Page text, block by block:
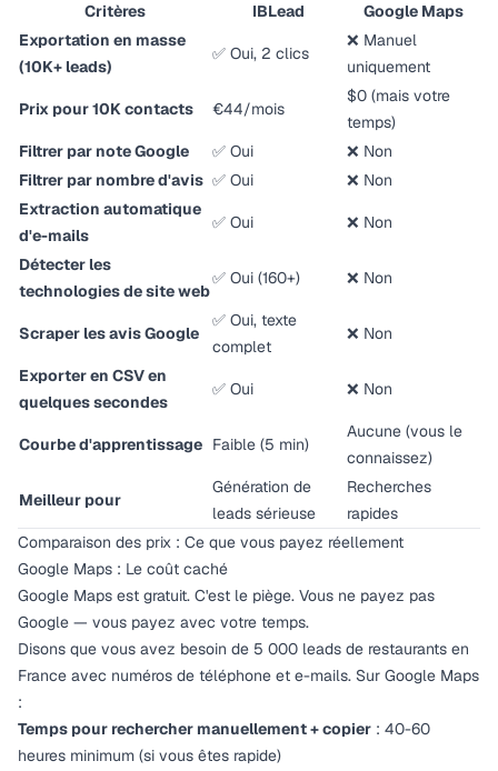
Critères
IBLead
Google Maps
Exportation en masse
(10K+ leads)
✅ Oui, 2 clics
❌ Manuel
uniquement
Prix pour 10K contacts €44/mois
$0 (mais votre
temps)
Filtrer par note Google
✅ Oui
❌ Non
Filtrer par nombre d'avis ✅ Oui
❌ Non
Extraction automatique
d'e-mails
✅ Oui ❌ Non
Détecter les
technologies de site web
✅ Oui (160+) ❌ Non
Scraper les avis Google
✅ Oui, texte
complet
❌ Non
Exporter en CSV en
quelques secondes
✅ Oui ❌ Non
Courbe d'apprentissage Faible (5 min)
Aucune (vous le
connaissez)
Meilleur pour
Génération de
leads sérieuse
Recherches
rapides
Comparaison des prix : Ce que vous payez réellement
Google Maps : Le coût caché
Google Maps est gratuit. C'est le piège. Vous ne payez pas
Google — vous payez avec votre temps.
Disons que vous avez besoin de 5 000 leads de restaurants en
France avec numéros de téléphone et e-mails. Sur Google Maps
:
Temps pour rechercher manuellement + copier : 40-60
heures minimum (si vous êtes rapide)